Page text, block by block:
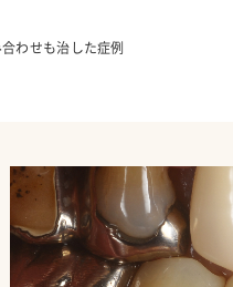
わせも治した症例